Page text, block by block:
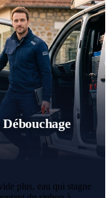
plus, eau qui stagne